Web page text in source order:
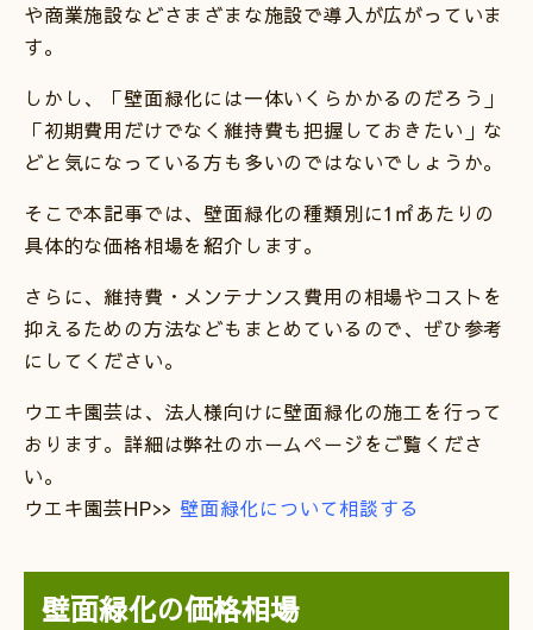
や商業施設などさまざまな施設で導入が広がっていま
す。
しかし、「壁面緑化には一体いくらかかるのだろう」
「初期費用だけでなく維持費も把握しておきたい」な
どと気になっている方も多いのではないでしょうか。
そこで本記事では、壁面緑化の種類別に1㎡あたりの
具体的な価格相場を紹介します。
さらに、維持費・メンテナンス費用の相場やコストを
抑えるための方法などもまとめているので、ぜひ参考
にしてください。
ウエキ園芸は、法人様向けに壁面緑化の施工を行って
おります。詳細は弊社のホームページをご覧くださ
い。
ウエキ園芸HP>> 壁面緑化について相談する
壁面緑化の価格相場